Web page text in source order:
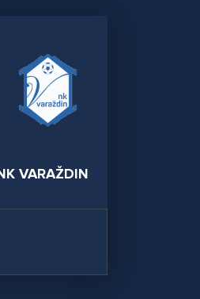
VARAŽDIN